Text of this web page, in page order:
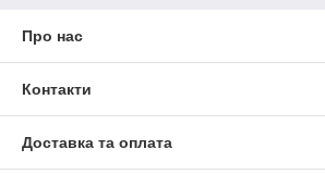
Про нас
Контакти
Доставка та оплата